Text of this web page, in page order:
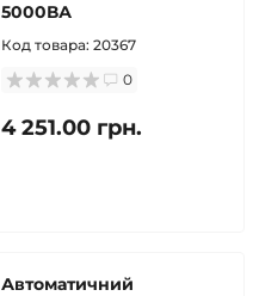
5000ВА
Код товара: 20367
0
4 251.00 грн.
Автоматичний